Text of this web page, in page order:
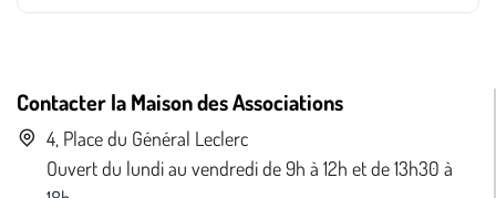
Contacter la Maison des Associations
4, Place du Général Leclerc
Ouvert du lundi au vendredi de 9h à 12h et de 13h30 à